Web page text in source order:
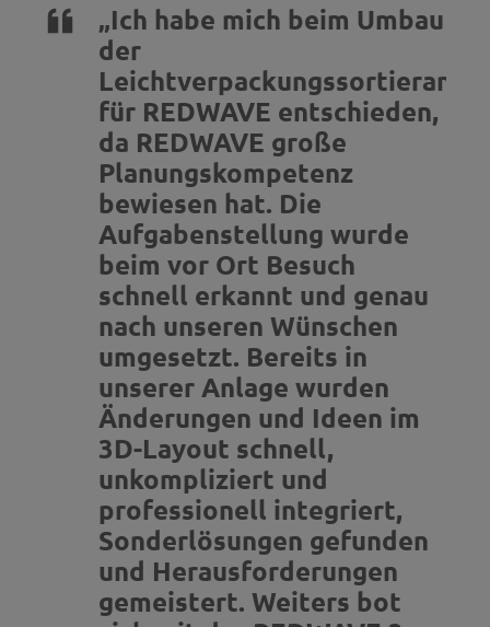
„Ich habe mich beim Umbau
der
für REDWAVE entschieden,
da REDWAVE große
Planungskompetenz
bewiesen hat. Die
Aufgabenstellung wurde
beim vor Ort Besuch
schnell erkannt und genau
nach unseren Wünschen
umgesetzt. Bereits in
unserer Anlage wurden
Änderungen und Ideen im
3D-Layout schnell,
unkompliziert und
professionell integriert,
Sonderlösungen gefunden
und Herausforderungen
gemeistert. Weiters bot